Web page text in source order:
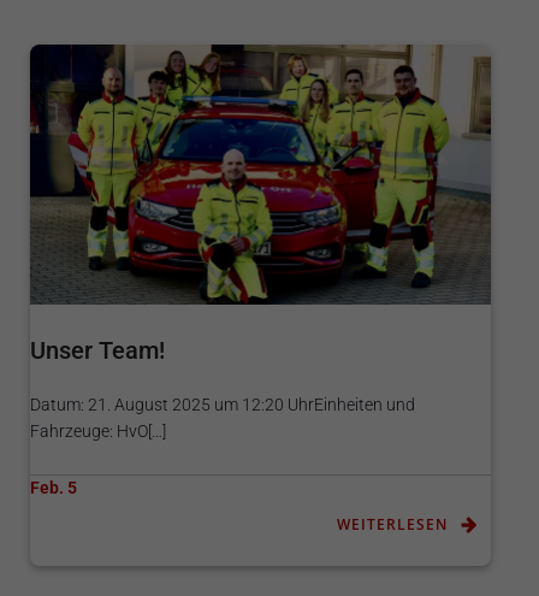
Unser Team!
Datum: 21. August 2025 um 12:20 UhrEinheiten und
Fahrzeuge: HvO[…]
Feb. 5
WEITERLESEN